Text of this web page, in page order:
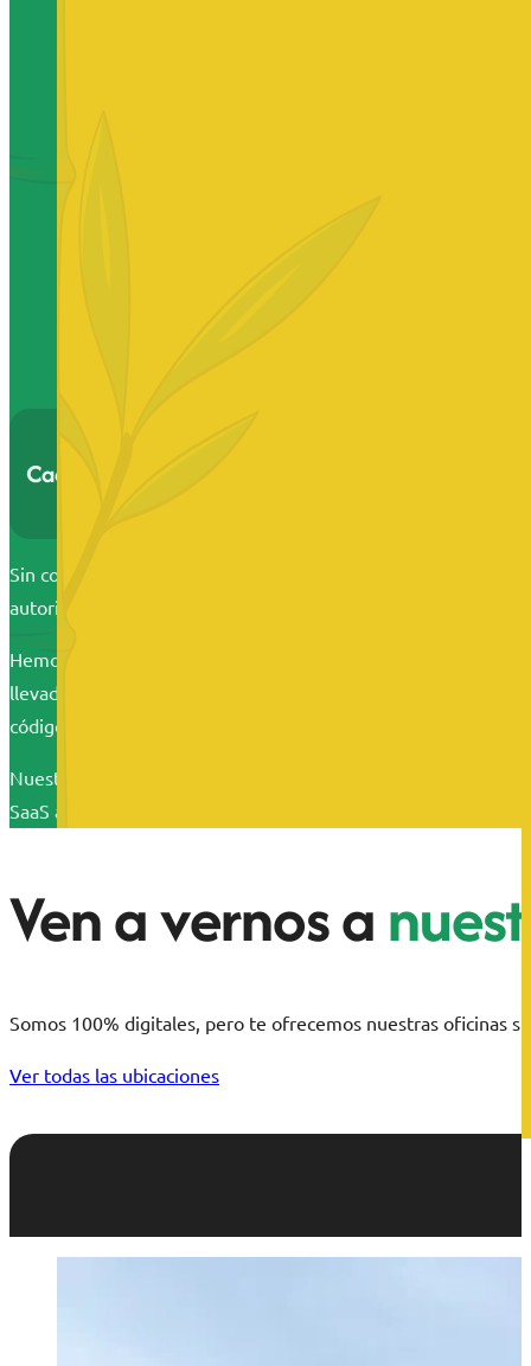
Cada línea de código que escribes sin
Sin contratos claros con tus desarrolladores, puedes perder
autorizaste.
Hemos visto empresas tecnológicas perder millones en
llevado el software y han montado empresas competidoras.
código sin protección es el activo más vulnerable de tu
Nuestro sistema de blindaje integral protege cada aspecto
SaaS a prueba de disputas, y vigilancia activa contra
Ven a vernos a
Somos 100% digitales, pero te ofrecemos nuestras oficinas si
Ver todas las ubicaciones